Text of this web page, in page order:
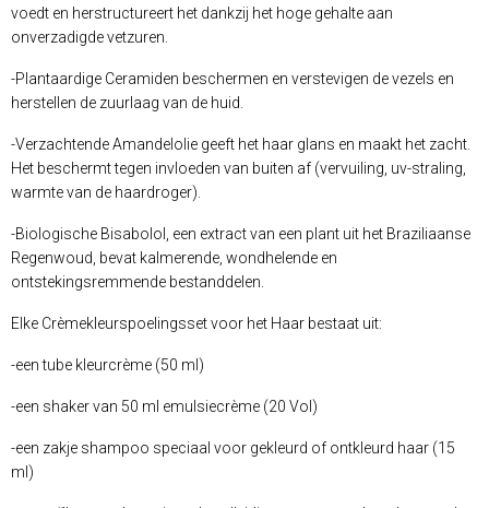
voedt en herstructureert het dankzij het hoge gehalte aan
onverzadigde vetzuren.
-Plantaardige Ceramiden beschermen en verstevigen de vezels en
herstellen de zuurlaag van de huid.
-Verzachtende Amandelolie geeft het haar glans en maakt het zacht.
Het beschermt tegen invloeden van buiten af (vervuiling, uv-straling,
warmte van de haardroger).
-Biologische Bisabolol, een extract van een plant uit het Braziliaanse
Regenwoud, bevat kalmerende, wondhelende en
ontstekingsremmende bestanddelen.
Elke Crèmekleurspoelingsset voor het Haar bestaat uit:
-een tube kleurcrème (50 ml)
-een shaker van 50 ml emulsiecrème (20 Vol)
-een zakje shampoo speciaal voor gekleurd of ontkleurd haar (15
ml)